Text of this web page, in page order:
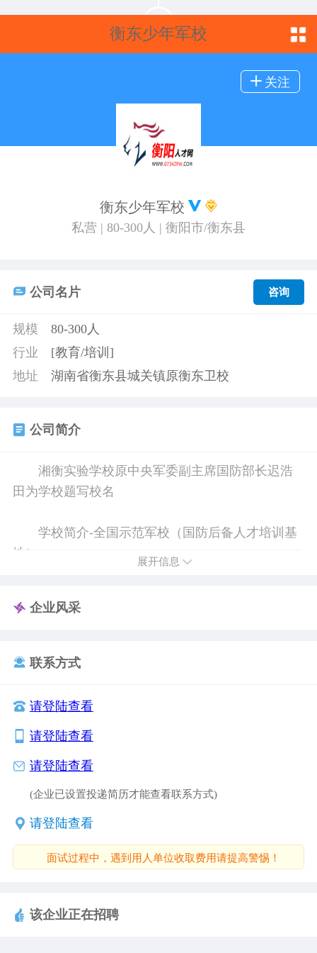
衡东少年军校
关注
衡东少年军校
私营 | 80-300人 | 衡阳市/衡东县
公司名片 咨询
规模
80-300人
行业
[教育/培训]
地址
湖南省衡东县城关镇原衡东卫校
公司简介
湘衡实验学校原中央军委副主席国防部长迟浩
田为学校题写校名
学校简介-全国示范军校（国防后备人才培训基
地）
报中国人民解放军湖南省军委、团省委、省教育
局共同组建成立，湘南地区唯一的一所正规化全日
校园环境优美，绿树成荫，省级园林式单位，
面积五万平方米，学校教学设备齐全，生活设施配
套，拥有学生公寓楼、电脑室、实验室、兴趣活动
学校创办以来，誉满三湘，学生综合素质评价
湖南省同类学校前列，先后为高一级学校输送各类
枚。学校连续几年被评为“优秀学校”和“先进单位”。
展开信息
企业风采
联系方式
请登陆查看
请登陆查看
请登陆查看
(企业已设置投递简历才能查看联系方式)
请登陆查看
面试过程中，遇到用人单位收取费用请提高警惕！
该企业正在招聘